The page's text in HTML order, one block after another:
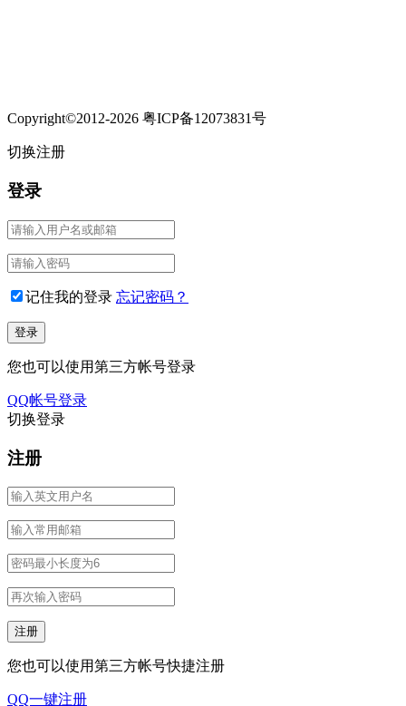
Copyright©2012-2026 粤ICP备12073831号
切换注册
登录
记住我的登录 忘记密码？
您也可以使用第三方帐号登录
QQ帐号登录
切换登录
注册
您也可以使用第三方帐号快捷注册
QQ一键注册